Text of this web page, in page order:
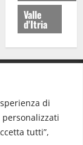
di
tutti”,
Valle
d'Itria